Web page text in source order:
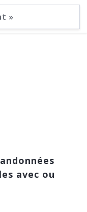
avec ou